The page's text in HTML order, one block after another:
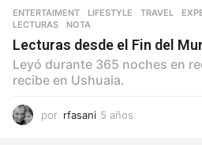
ENTERTAIMENT ,LIFESTYLE ,TRAVEL
LECTURAS
,NOTA
Lecturas desde el Fin del
Leyó durante 365 noches en
recibe en Ushuaia.
por rfasani 5 años